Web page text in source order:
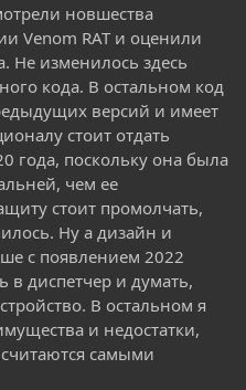
новшества
Venom RAT и оценили
Не изменилось здесь
кода. В остальном код
версий и имеет
стоит отдать
года, поскольку она была
чем ее
стоит промолчать,
Ну а дизайн и
с появлением 2022
в диспетчер и думать,
В остальном я
и недостатки,
самыми